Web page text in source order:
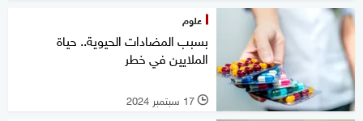
علوم
بسبب المضادات الحيوية.. حياة
الملايين في خطر
l 17 سبتمبر 2024